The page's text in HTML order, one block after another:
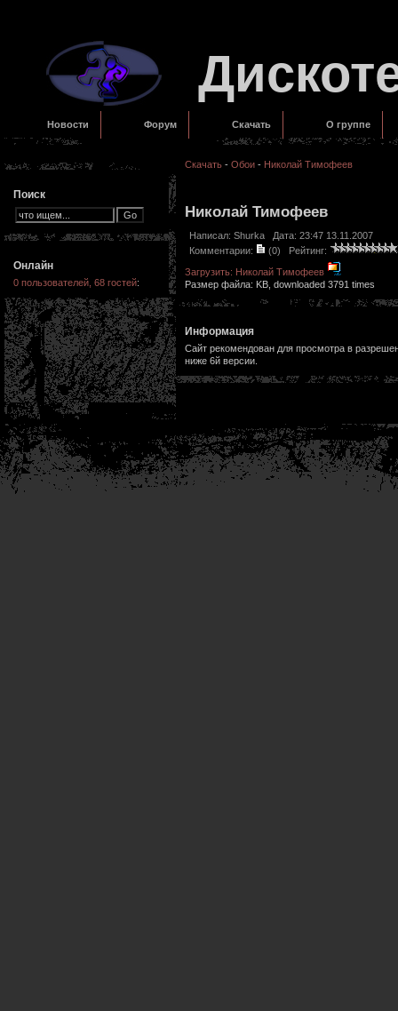
Новости Форум Скачать О группе
Поиск
Онлайн
0 пользователей, 68 гостей:
Скачать - Обои - Николай Тимофеев
Николай Тимофеев
Написал: Shurka Дата: 23:47 13.11.2007
Комментарии:
(0) Рейтинг:
Загрузить: Николай Тимофеев
Размер файла: KB, downloaded 3791 times
Информация
Сайт рекомендован для просмотра в
ниже 6й версии.